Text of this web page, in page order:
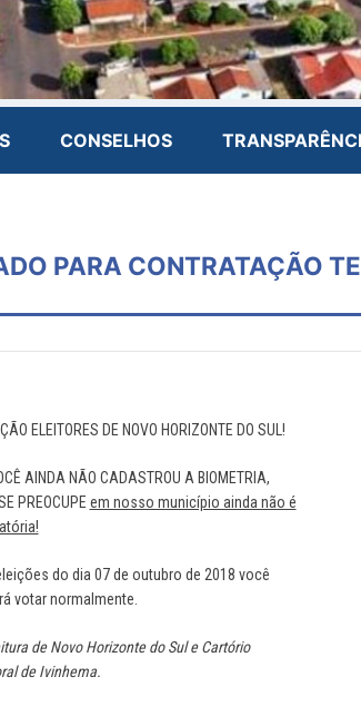
CONSELHOS
PARA CONTRATAÇÃO
ELEITORES DE NOVO HORIZONTE DO SUL!
AINDA NÃO CADASTROU A BIOMETRIA,
PREOCUPE em nosso município ainda não é
do dia 07 de outubro de 2018 você
votar normalmente.
de Novo Horizonte do Sul e Cartório
de Ivinhema.